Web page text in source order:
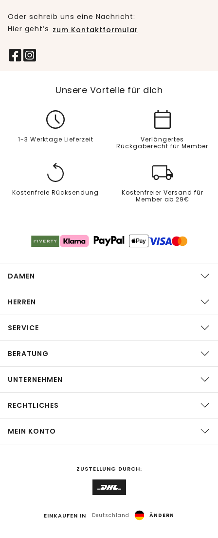
Oder schreib uns eine Nachricht:
Hier geht’s zum Kontaktformular
Unsere Vorteile für dich
1-3 Werktage Lieferzeit
Verlängertes
Rückgaberecht für Member
Kostenfreie Rücksendung
Kostenfreier Versand für
Member ab 29€
DAMEN
HERREN
SERVICE
BERATUNG
UNTERNEHMEN
RECHTLICHES
MEIN KONTO
ZUSTELLUNG DURCH:
EINKAUFEN IN Deutschland ÄNDERN